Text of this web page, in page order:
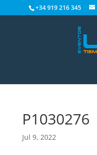
+34 919 216 345
P1030276
Jul 9, 2022